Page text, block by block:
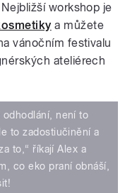
workshop je
a můžete
vánočním festivalu
ateliérech
není to
to zadostiučinění a
to,“ říkají Alex a
co eko praní obnáší,